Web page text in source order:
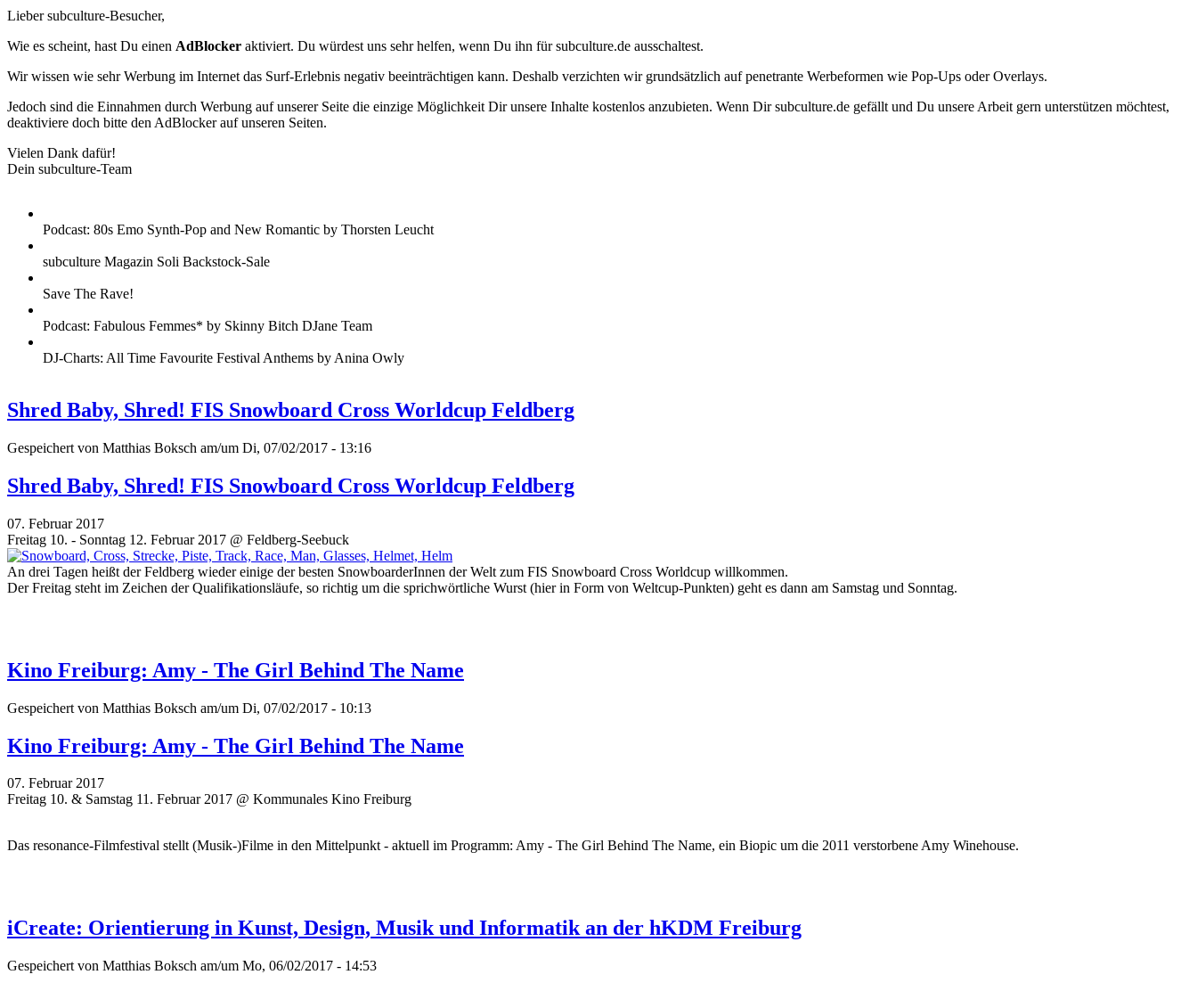
Lieber subculture-Besucher,
Wie es scheint, hast Du einen AdBlocker aktiviert. Du würdest uns sehr helfen, wenn Du ihn für subculture.de ausschaltest.
Wir wissen wie sehr Werbung im Internet das Surf-Erlebnis negativ beeinträchtigen kann. Deshalb verzichten wir grundsätzlich auf penetrante Werbeformen wie Pop-Ups oder Overlays.
Jedoch sind die Einnahmen durch Werbung auf unserer Seite die einzige Möglichkeit Dir unsere Inhalte kostenlos anzubieten. Wenn Dir subculture.de gefällt und Du unsere Arbeit gern unterstützen möchtest,
deaktiviere doch bitte den AdBlocker auf unseren Seiten.
Vielen Dank dafür!
Dein subculture-Team
Podcast: 80s Emo Synth-Pop and New Romantic by Thorsten Leucht
subculture Magazin Soli Backstock-Sale
Save The Rave!
Podcast: Fabulous Femmes* by Skinny Bitch DJane Team
DJ-Charts: All Time Favourite Festival Anthems by Anina Owly
Shred Baby, Shred! FIS Snowboard Cross Worldcup Feldberg
Gespeichert von Matthias Boksch am/um Di, 07/02/2017 - 13:16
Shred Baby, Shred! FIS Snowboard Cross Worldcup Feldberg
07. Februar 2017
Freitag 10. - Sonntag 12. Februar 2017 @ Feldberg-Seebuck
An drei Tagen heißt der Feldberg wieder einige der besten SnowboarderInnen der Welt zum FIS Snowboard Cross Worldcup willkommen.
Der Freitag steht im Zeichen der Qualifikationsläufe, so richtig um die sprichwörtliche Wurst (hier in Form von Weltcup-Punkten) geht es dann am Samstag und Sonntag.
Kino Freiburg: Amy - The Girl Behind The Name
Gespeichert von Matthias Boksch am/um Di, 07/02/2017 - 10:13
Kino Freiburg: Amy - The Girl Behind The Name
07. Februar 2017
Freitag 10. & Samstag 11. Februar 2017 @ Kommunales Kino Freiburg
Das resonance-Filmfestival stellt (Musik-)Filme in den Mittelpunkt - aktuell im Programm: Amy - The Girl Behind The Name, ein Biopic um die 2011 verstorbene Amy Winehouse.
iCreate: Orientierung in Kunst, Design, Musik und Informatik an der hKDM Freiburg
Gespeichert von Matthias Boksch am/um Mo, 06/02/2017 - 14:53